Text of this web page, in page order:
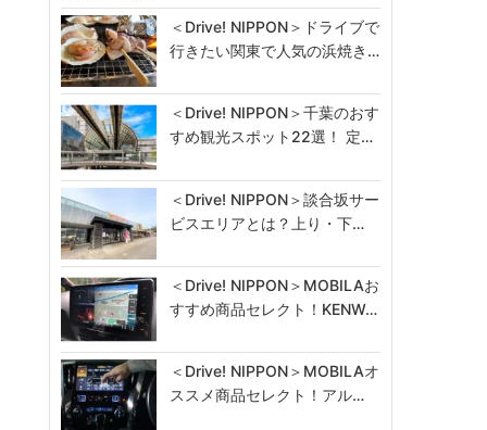
＜Drive! NIPPON＞ドライブで
行きたい関東で人気の浜焼き…
＜Drive! NIPPON＞千葉のおす
すめ観光スポット22選！ 定…
＜Drive! NIPPON＞談合坂サー
ビスエリアとは？上り・下…
＜Drive! NIPPON＞MOBILAお
すすめ商品セレクト！KENW…
＜Drive! NIPPON＞MOBILAオ
ススメ商品セレクト！アル…